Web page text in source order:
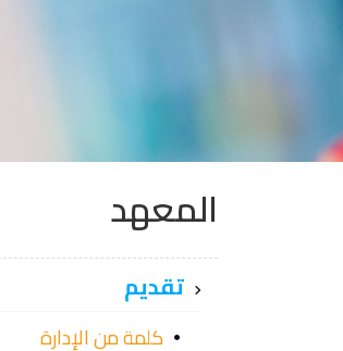
المعهد
تقديم
كلمة من الإدارة